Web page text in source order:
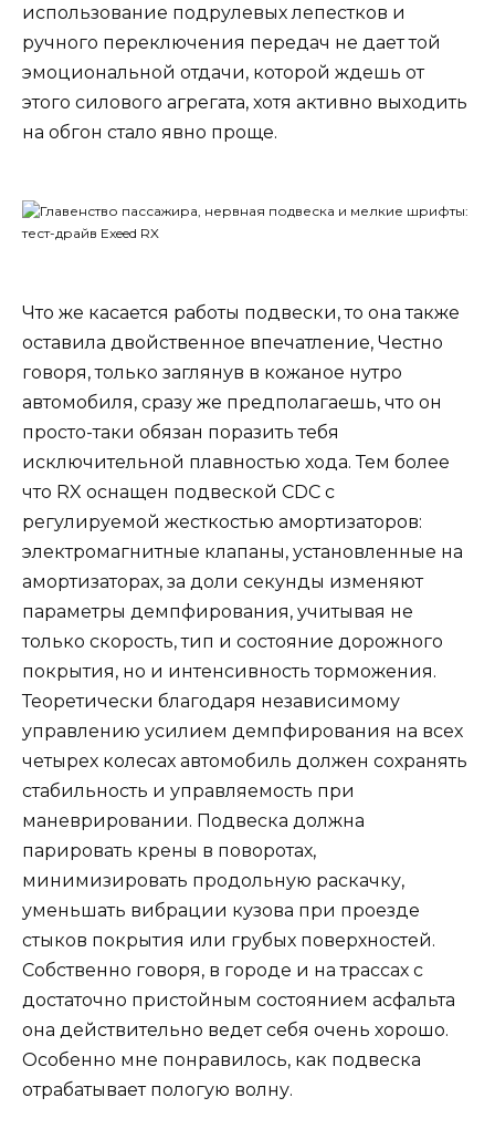
использование подрулевых лепестков и
ручного переключения передач не дает той
эмоциональной отдачи, которой ждешь от
этого силового агрегата, хотя активно выходить
на обгон стало явно проще.
Что же касается работы подвески, то она также
оставила двойственное впечатление, Честно
говоря, только заглянув в кожаное нутро
автомобиля, сразу же предполагаешь, что он
просто-таки обязан поразить тебя
исключительной плавностью хода. Тем более
что RX оснащен подвеской CDC с
регулируемой жесткостью амортизаторов:
электромагнитные клапаны, установленные на
амортизаторах, за доли секунды изменяют
параметры демпфирования, учитывая не
только скорость, тип и состояние дорожного
покрытия, но и интенсивность торможения.
Теоретически благодаря независимому
управлению усилием демпфирования на всех
четырех колесах автомобиль должен сохранять
стабильность и управляемость при
маневрировании. Подвеска должна
парировать крены в поворотах,
минимизировать продольную раскачку,
уменьшать вибрации кузова при проезде
стыков покрытия или грубых поверхностей.
Собственно говоря, в городе и на трассах с
достаточно пристойным состоянием асфальта
она действительно ведет себя очень хорошо.
Особенно мне понравилось, как подвеска
отрабатывает пологую волну.